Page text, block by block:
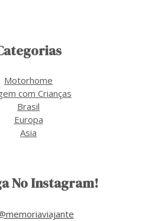
Motorhome
com Crianças
Brasil
Europa
Asia
No Instagram!